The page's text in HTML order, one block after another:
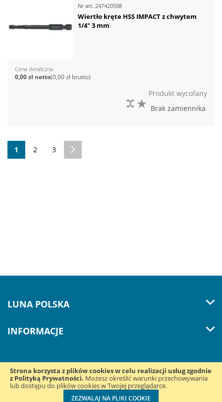
Strona korzysta z plików cookies w celu realizacji usług zgodnie
z Polityką Prywatności. Możesz określić warunki przechowywania
lub dostępu do plików cookies w Twojej przeglądarce.
ZEZWALAJ NA PLIKI COOKIE
Nr art. 247420508
Wiertło kręte HSS IMPACT z chwytem
1/4" 3 mm
Cena detaliczna
0,00 zł
0,00 zł
DO PORÓWNANIA
Produkt wycofany
Brak zamiennika
Aktualnie czytasz stronę
1 Strona
2 Strona
3
LUNA POLSKA
INFORMACJE
Śledź nas w mediach
społecznościowych: